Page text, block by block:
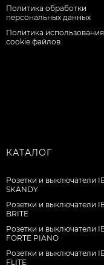
Политика обработки
персональных данных
Политика использования
cookie файлов
КАТАЛОГ
Розетки и выключатели
SKANDY
Розетки и выключатели
BRITE
Розетки и выключатели
FORTE PIANO
Розетки и выключатели
FLITE